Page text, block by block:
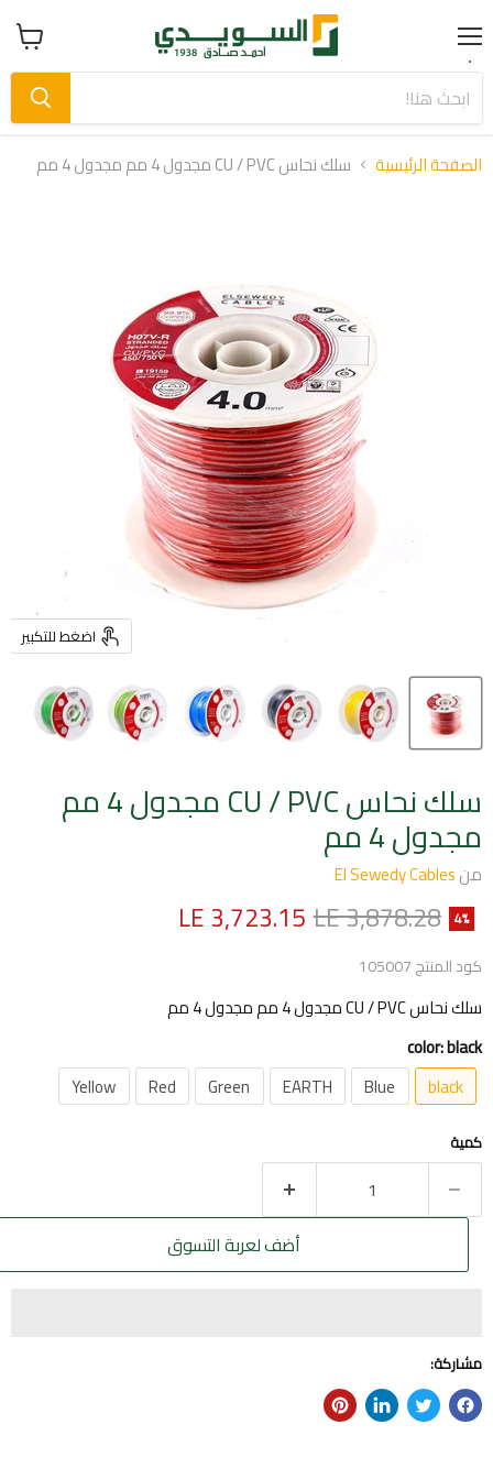
Menu عرض
سلة
الصفحة الرئيسية سلك نحاس CU / PVC مجدول 4 مم مجدول 4 مم
اضغط للتكبير
سلك نحاس CU / PVC مجدول 4 مم
مجدول 4 مم
منEl Sewedy Cables
4% السعر الأصلي
LE 3,878.28السعر الحالي
LE 3,723.15
كود المنتج105007
سلك نحاس CU / PVC مجدول 4 مم مجدول 4 مم
color:black
black
Blue
EARTH
Green
Red
Yellow
كمية
أضف لعربة التسوق
مشاركة: